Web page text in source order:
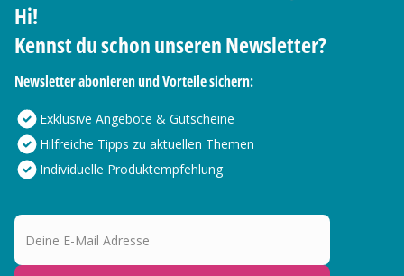
Hi!
Kennst du schon unseren Newsletter?
Newsletter abonieren und Vorteile sichern:
Exklusive Angebote & Gutscheine
Hilfreiche Tipps zu aktuellen Themen
Individuelle Produktempfehlung
Deine E-Mail Adresse